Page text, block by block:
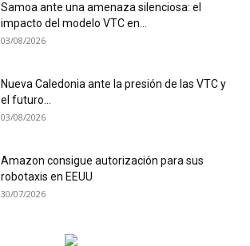
Samoa ante una amenaza silenciosa: el
impacto del modelo VTC en...
03/08/2026
Nueva Caledonia ante la presión de las VTC y
el futuro...
03/08/2026
Amazon consigue autorización para sus
robotaxis en EEUU
30/07/2026